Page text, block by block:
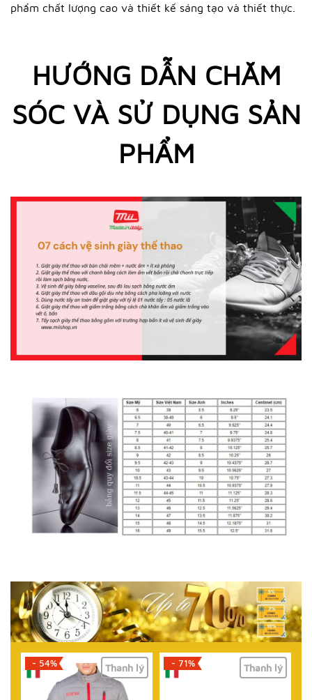
phẩm chất lượng cao và thiết kế sáng tạo và thiết thực.
HƯỚNG DẪN CHĂM
SÓC VÀ SỬ DỤNG SẢN
PHẨM
- 54% Thanh lý - 71% Thanh lý